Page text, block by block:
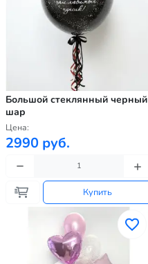
Большой стеклянный черный
шар
Цена:
2990 руб.
Купить